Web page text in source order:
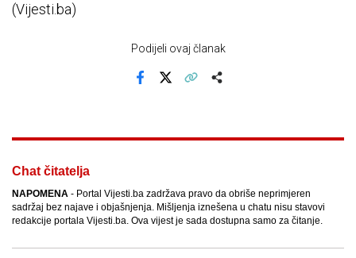
(Vijesti.ba)
Podijeli ovaj članak
Chat čitatelja
NAPOMENA - Portal Vijesti.ba zadržava pravo da obriše neprimjeren
sadržaj bez najave i objašnjenja. Mišljenja iznešena u chatu nisu stavovi
redakcije portala Vijesti.ba. Ova vijest je sada dostupna samo za čitanje.